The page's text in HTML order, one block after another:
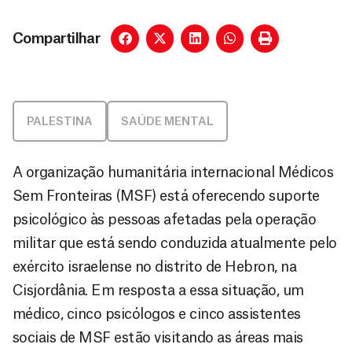
Compartilhar
PALESTINA SAÚDE MENTAL
A organização humanitária internacional Médicos
Sem Fronteiras (MSF) está oferecendo suporte
psicológico às pessoas afetadas pela operação
militar que está sendo conduzida atualmente pelo
exército israelense no distrito de Hebron, na
Cisjordânia. Em resposta a essa situação, um
médico, cinco psicólogos e cinco assistentes
sociais de MSF estão visitando as áreas mais